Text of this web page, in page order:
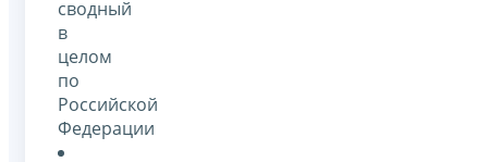
сводный
в
целом
по
Российской
Федерации